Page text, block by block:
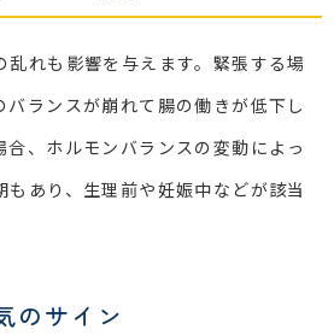
乱れも影響を与えます。緊張する場
ランスが崩れて腸の働きが低下し
、ホルモンバランスの変動によっ
あり、生理前や妊娠中などが該当
のサイン